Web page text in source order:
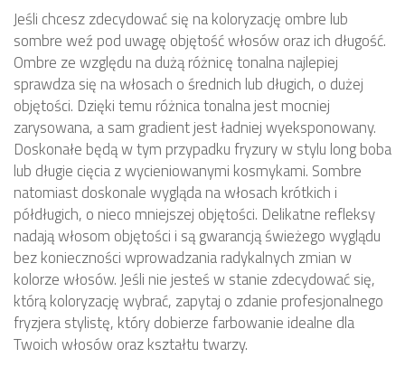
Jeśli chcesz zdecydować się na koloryzację ombre lub
sombre weź pod uwagę objętość włosów oraz ich długość.
Ombre ze względu na dużą różnicę tonalna najlepiej
sprawdza się na włosach o średnich lub długich, o dużej
objętości. Dzięki temu różnica tonalna jest mocniej
zarysowana, a sam gradient jest ładniej wyeksponowany.
Doskonałe będą w tym przypadku fryzury w stylu long boba
lub długie cięcia z wycieniowanymi kosmykami. Sombre
natomiast doskonale wygląda na włosach krótkich i
półdługich, o nieco mniejszej objętości. Delikatne refleksy
nadają włosom objętości i są gwarancją świeżego wyglądu
bez konieczności wprowadzania radykalnych zmian w
kolorze włosów. Jeśli nie jesteś w stanie zdecydować się,
którą koloryzację wybrać, zapytaj o zdanie profesjonalnego
fryzjera stylistę, który dobierze farbowanie idealne dla
Twoich włosów oraz kształtu twarzy.